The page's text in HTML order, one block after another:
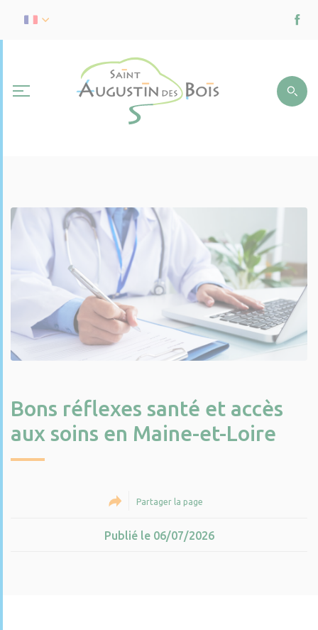
Bons réflexes santé et accès
aux soins en Maine-et-Loire
Partager la page
Publié le 06/07/2026